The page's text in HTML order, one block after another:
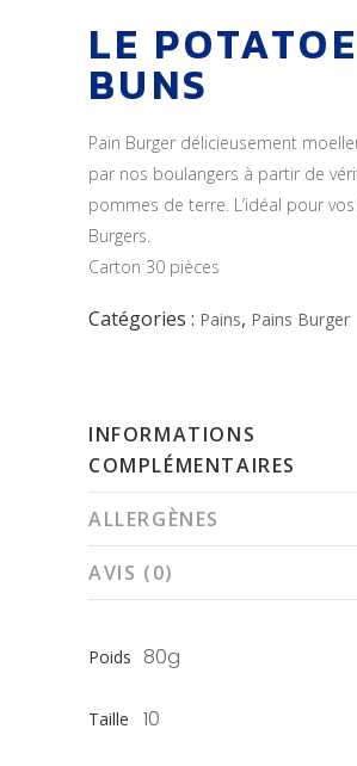
LE POTATOE
BUNS
Pain Burger délicieusement
par nos boulangers à partir de
pommes de terre. L’idéal pour
Burgers.
Carton 30 pièces
Catégories : Pains, Pains Burger
INFORMATIONS
COMPLÉMENTAIRES
ALLERGÈNES
AVIS (0)
Poids 80g
Taille 10